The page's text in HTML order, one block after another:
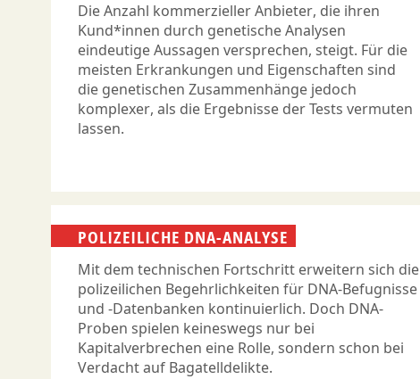
Die Anzahl kommerzieller Anbieter, die ihren
Kund*innen durch genetische Analysen
eindeutige Aussagen versprechen, steigt. Für die
meisten Erkrankungen und Eigenschaften sind
die genetischen Zusammenhänge jedoch
komplexer, als die Ergebnisse der Tests vermuten
lassen.
POLIZEILICHE DNA-ANALYSE
Mit dem technischen Fortschritt erweitern sich die
polizeilichen Begehrlichkeiten für DNA-Befugnisse
und -Datenbanken kontinuierlich. Doch DNA-
Proben spielen keineswegs nur bei
Kapitalverbrechen eine Rolle, sondern schon bei
Verdacht auf Bagatelldelikte.